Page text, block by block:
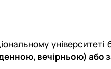
університеті
вечірньою) або